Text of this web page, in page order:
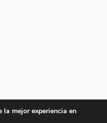
mejor experiencia en